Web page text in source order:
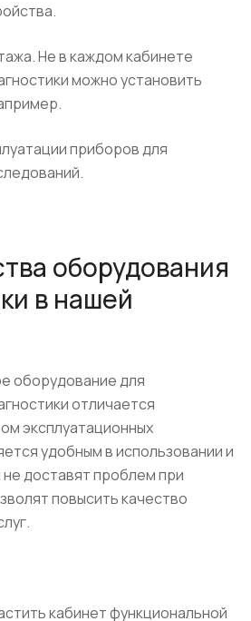
Не в каждом кабинете
можно установить
приборов для
оборудования
в нашей
оборудование для
отличается
эксплуатационных
удобным в использовании и
доставят проблем при
повысить качество
кабинет функциональной